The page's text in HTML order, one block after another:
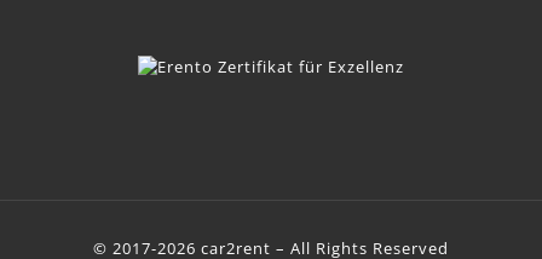
© 2017-2026 car2rent – All Rights Reserved